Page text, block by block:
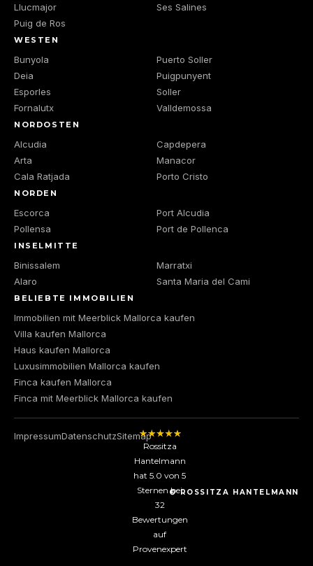
Llucmajor
Puig de Ros
Ses Salines
WESTEN
Bunyola
Deia
Esporles
Fornalutx
Puerto Soller
Puigpunyent
Soller
Valldemossa
NORDOSTEN
Alcudia
Arta
Cala Ratjada
Capdepera
Manacor
Porto Cristo
NORDEN
Escorca
Pollensa
Port Alcudia
Port de Pollenca
INSELMITTE
Binissalem
Alaro
Marratxi
Santa Maria del Cami
BELIEBTE IMMOBILIEN
Immobilien mit Meerblick Mallorca kaufen
Villa kaufen Mallorca
Haus kaufen Mallorca
Luxusimmobilien Mallorca kaufen
Finca kaufen Mallorca
Finca mit Meerblick Mallorca kaufen
ImpressumDatenschutzSitemap
Rossitza
Hantelmann
hat5.0 von5
Sternen bei
32
Bewertungen
auf
Provenexpert
© ROSSITZA HANTELMANN